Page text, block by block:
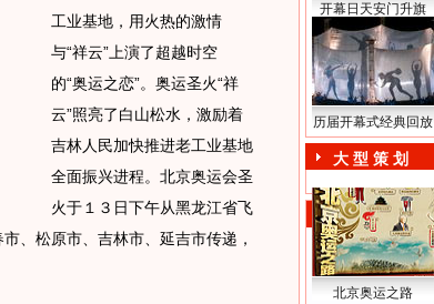
工业基地，用火热的激情
与“祥云”上演了超越时空
的“奥运之恋”。奥运圣火“祥
云”照亮了白山松水，激励着
吉林人民加快推进老工业基地
全面振兴进程。北京奥运会圣
火于１３日下午从黑龙江省飞
、松原市、吉林市、延吉市传递，
开幕日天安门升旗
历届开幕式经典回放
大 型 策 划
北京奥运之路